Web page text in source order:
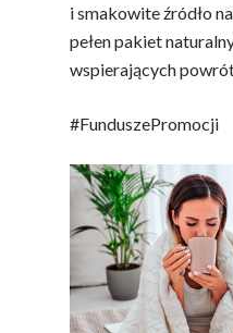
i smakowite źródło
pełen pakiet
wspierających powrót
#FunduszePromocji